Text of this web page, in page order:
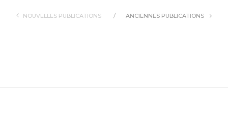
NOUVELLES PUBLICATIONS ANCIENNES PUBLICATIONS